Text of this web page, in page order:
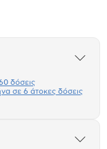
Άνοιξε
δόσεις
σε 6 άτοκες δόσεις
Άνοιξε